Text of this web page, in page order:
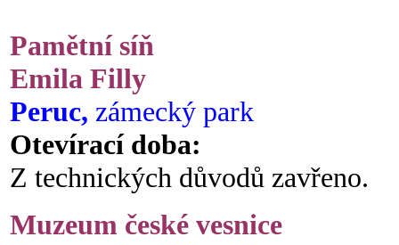
Pamětní síň
Emila Filly
Peruc, zámecký park
Otevírací doba:
Z technických důvodů zavřeno.
Muzeum české vesnice